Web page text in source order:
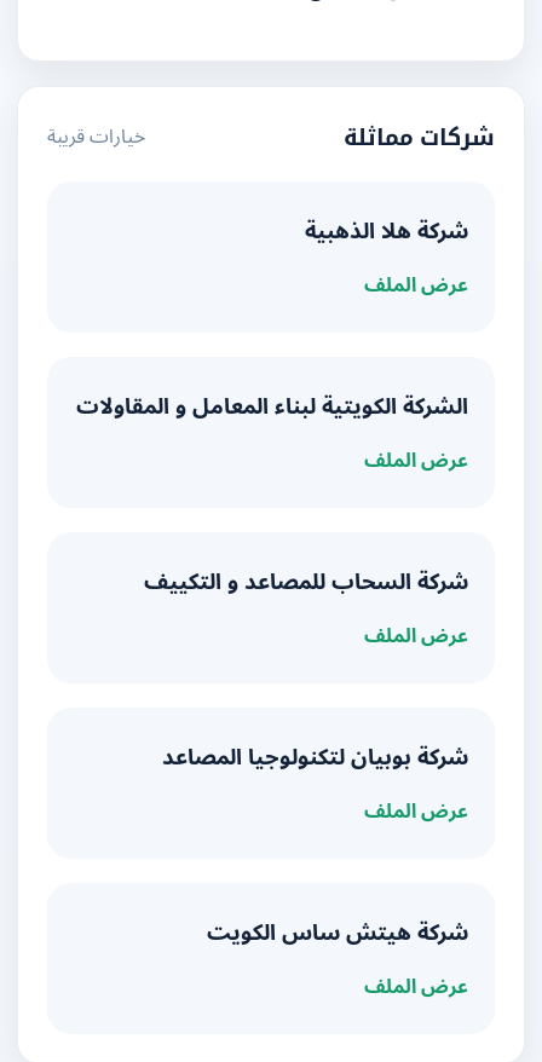
شركات مماثلة خيارات قريبة
شركة هلا الذهبية
عرض الملف
الشركة الكويتية لبناء المعامل و المقاولات
عرض الملف
شركة السحاب للمصاعد و التكييف
عرض الملف
شركة بوبيان لتكنولوجيا المصاعد
عرض الملف
شركة هيتش ساس الكويت
عرض الملف